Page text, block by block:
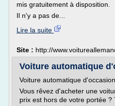
mis gratuitement à disposition.
Il n'y a pas de...
Lire la suite
Site : http://
Voiture automatique
Voiture automatique d'occasion
Vous rêvez d'acheter une
prix est hors de votre portée ?